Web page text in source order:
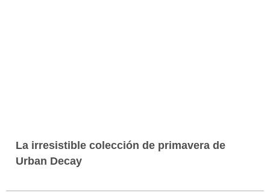
La irresistible colección de primavera de
Urban Decay